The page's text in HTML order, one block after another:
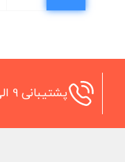
پشتیبانی 9 الی 21